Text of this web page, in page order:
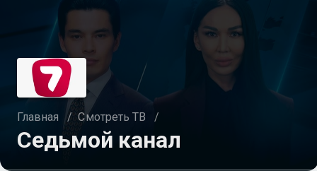
Главная / Смотреть ТВ /
Седьмой канал